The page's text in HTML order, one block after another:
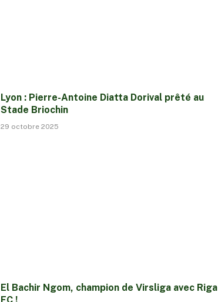
Lyon : Pierre-Antoine Diatta Dorival prêté au
Stade Briochin
29 octobre 2025
El Bachir Ngom, champion de Virsliga avec Riga